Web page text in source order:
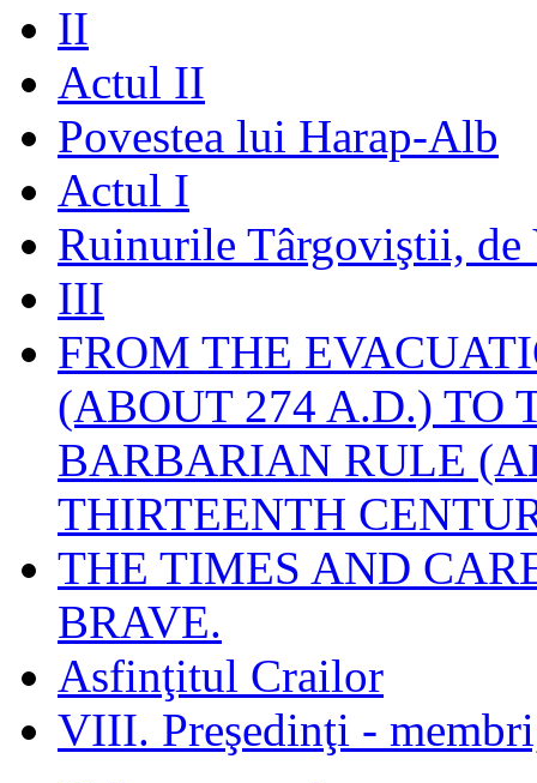
II
Actul II
Povestea lui Harap-Alb
Actul I
Ruinurile Târgoviştii, de
III
FROM THE
(ABOUT 274 A.D.) TO
BARBARIAN RULE
THIRTEENTH
THE TIMES AND
BRAVE.
Asfinţitul Crailor
VIII. Preşedinţi -